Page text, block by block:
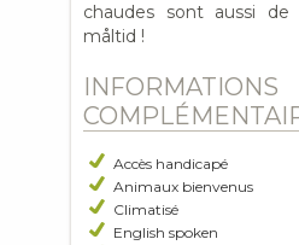
chaudes sont aussi de
måltid !
INFORMATIONS
Accès handicapé
Animaux bienvenus
Climatisé
English spoken